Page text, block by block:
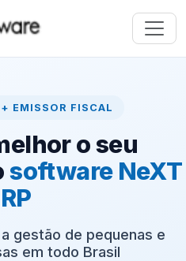
EMISSOR FISCAL
o seu
software NeXT
gestão de pequenas e
em todo Brasil